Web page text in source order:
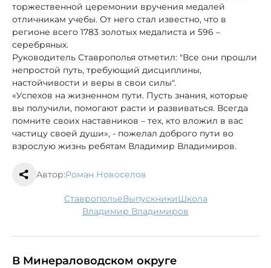
торжественной церемонии вручения медалей
отличникам учебы. От него стал известно, что в
регионе всего 1783 золотых медалиста и 596 –
серебряных.
Руководитель Ставрополья отметил: "Все они прошли
непростой путь, требующий дисциплины,
настойчивости и веры в свои силы".
«Успехов на жизненном пути. Пусть знания, которые
вы получили, помогают расти и развиваться. Всегда
помните своих наставников – тех, кто вложил в вас
частицу своей души», - пожелал доброго пути во
взрослую жизнь ребятам Владимир Владимиров.
Автор:Роман Новоселов
Ставрополье выпускники
школа
Владимир Владимиров
В Минераловодском округе